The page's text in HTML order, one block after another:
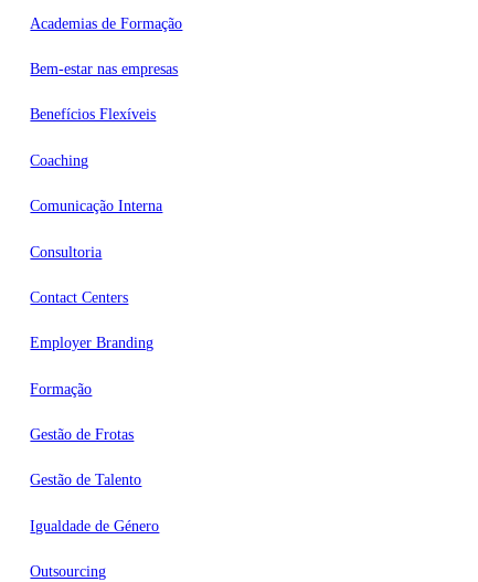
Academias de Formação
Bem-estar nas empresas
Benefícios Flexíveis
Coaching
Comunicação Interna
Consultoria
Contact Centers
Employer Branding
Formação
Gestão de Frotas
Gestão de Talento
Igualdade de Género
Outsourcing